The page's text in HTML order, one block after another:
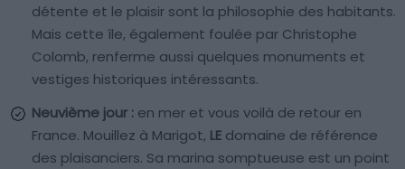
détente et le plaisir sont la philosophie des habitants.
Mais cette île, également foulée par Christophe
Colomb, renferme aussi quelques monuments et
vestiges historiques intéressants.
Neuvième jour : en mer et vous voilà de retour en
France. Mouillez à Marigot, LE domaine de référence
des plaisanciers. Sa marina somptueuse est un point